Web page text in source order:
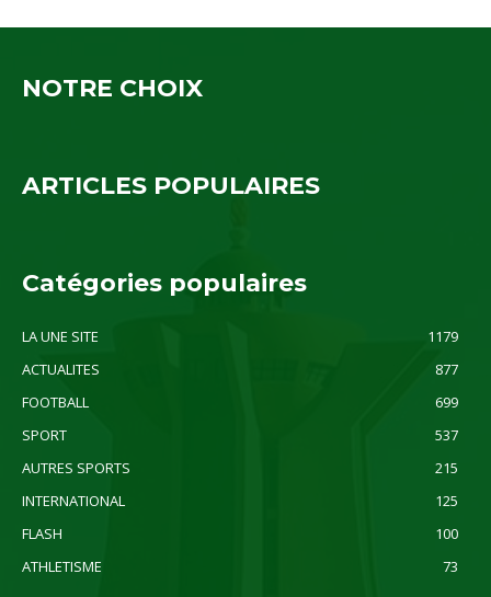
NOTRE CHOIX
ARTICLES POPULAIRES
Catégories populaires
LA UNE SITE
1179
ACTUALITES
877
FOOTBALL
699
SPORT
537
AUTRES SPORTS
215
INTERNATIONAL
125
FLASH
100
ATHLETISME
73